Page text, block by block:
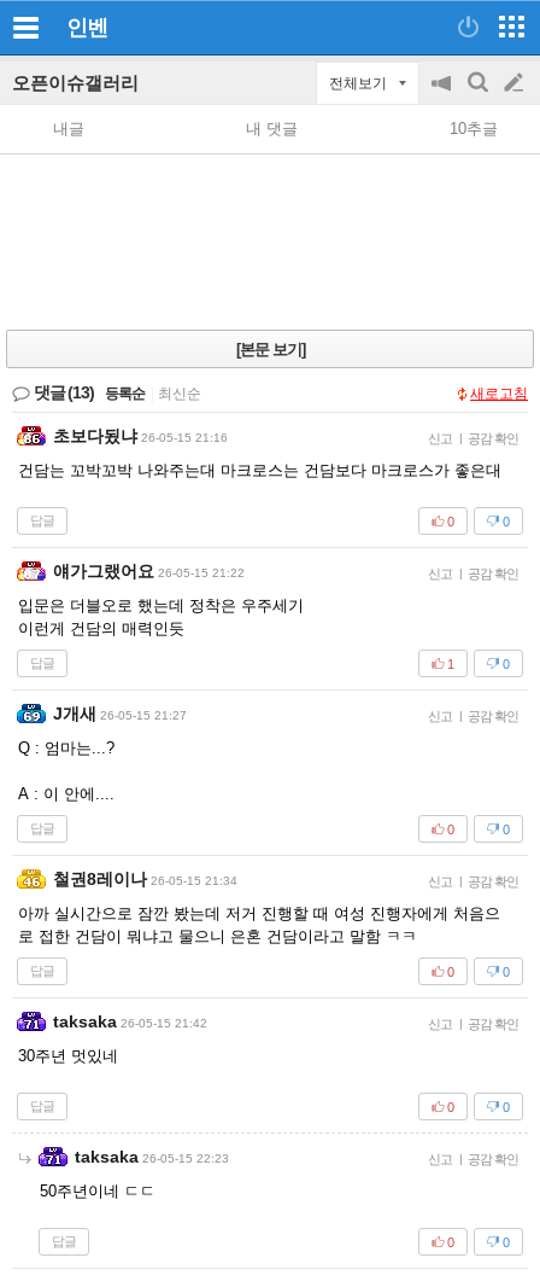
인벤
오픈이슈갤러리 전체보기
공
지
on/off
검
색
글
쓰
내글 내 댓글 10추글
[본문 보기]
댓글(13) 등록순 최신순 새로고침
초보다됬냐 26-05-15 21:16 신고 | 공감 확인
건담는 꼬박꼬박 나와주는대 마크로스는 건담보다 마크로스가 좋은대
답글 0
0
얘가그랬어요 26-05-15 21:22 신고 | 공감 확인
입문은 더블오로 했는데 정착은 우주세기
이런게 건담의 매력인듯
답글 0
1
J개새 26-05-15 21:27 신고 | 공감 확인
Q : 엄마는...?
A : 이 안에....
답글 0
0
철권8레이나 26-05-15 21:34 신고 | 공감 확인
아까 실시간으로 잠깐 봤는데 저거 진행할 때 여성 진행자에게 처음으
로 접한 건담이 뭐냐고 물으니 은혼 건담이라고 말함 ㅋㅋ
답글 0
0
taksaka 26-05-15 21:42 신고 | 공감 확인
30주년 멋있네
답글 0
0
taksaka 26-05-15 22:23 신고 | 공감 확인
50주년이네 ㄷㄷ
답글 0
0